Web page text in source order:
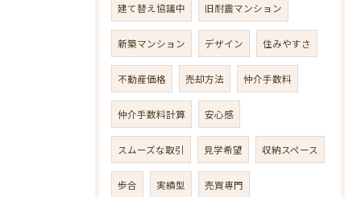
建て替え協議中 旧耐震マンション
新築マンション デザイン 住みやすさ
不動産価格 売却方法 仲介手数料
仲介手数料計算 安心感
スムーズな取引 見学希望 収納スペース
歩合 実績型 売買専門